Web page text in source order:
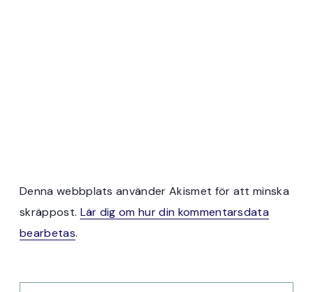
Denna webbplats använder Akismet för att minska
skräppost. Lär dig om hur din kommentarsdata
bearbetas.